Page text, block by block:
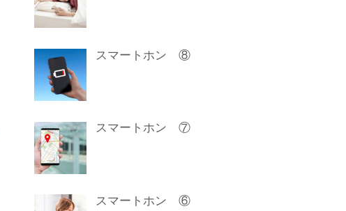
スマートホン ⑧
スマートホン ⑦
スマートホン ⑥